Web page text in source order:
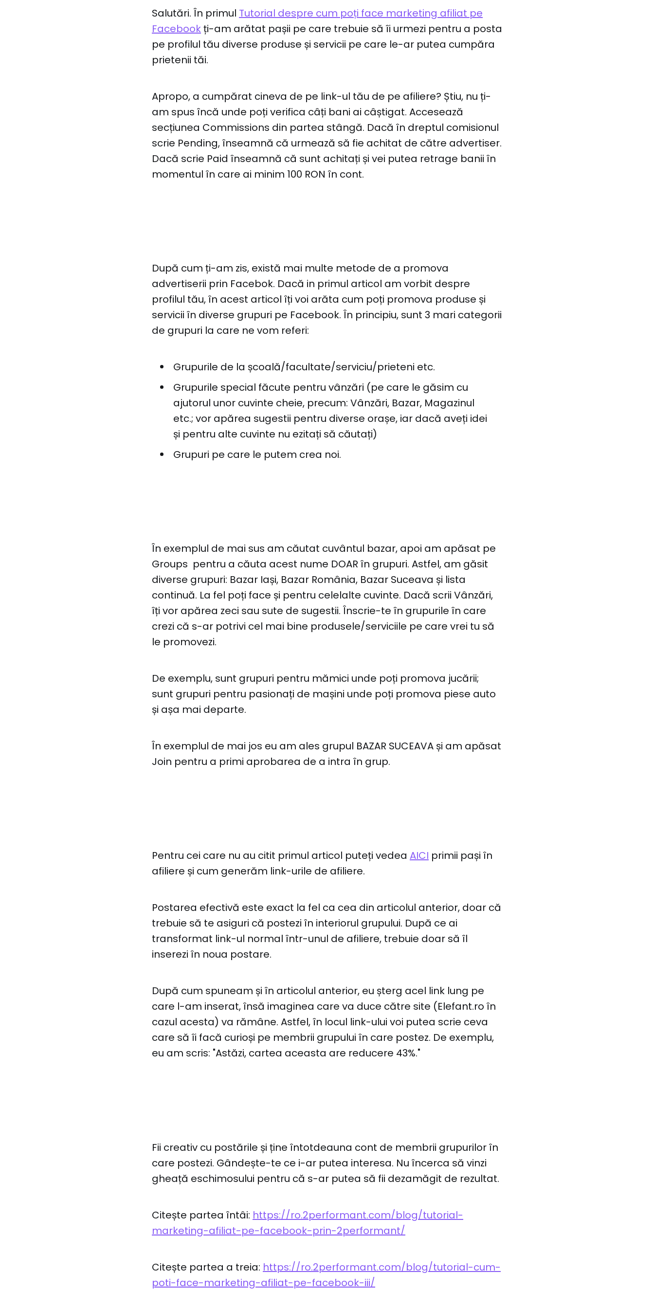
Salutări. În primul Tutorial despre cum poți face marketing afiliat pe
Facebookți-am arătat pașii pe care trebuie să îi urmezi pentru a posta
pe profilul tău diverse produse și servicii pe care le-ar putea cumpăra
prietenii tăi.
Apropo, a cumpărat cineva de pe link-ul tău de pe afiliere? Știu, nu ți-
am spus încă unde poți verifica câți bani ai câștigat. Accesează
secțiunea Commissions din partea stângă. Dacă în dreptul comisionul
scrie Pending, înseamnă că urmează să fie achitat de către advertiser.
Dacă scrie Paid înseamnă că sunt achitați și vei putea retrage banii în
momentul în care ai minim 100 RON în cont.
După cum ți-am zis, există mai multe metode de a promova
advertiserii prin Facebok. Dacă in primul articol am vorbit despre
profilul tău, în acest articol îți voi arăta cum poți promova produse și
servicii în diverse grupuri pe Facebook. În principiu, sunt 3 mari categorii
de grupuri la care ne vom referi:
Grupurile de la școală/facultate/serviciu/prieteni etc.
Grupurile special făcute pentru vânzări (pe care le găsim cu
ajutorul unor cuvinte cheie, precum: Vânzări, Bazar, Magazinul
etc.; vor apărea sugestii pentru diverse orașe, iar dacă aveți idei
și pentru alte cuvinte nu ezitați să căutați)
Grupuri pe care le putem crea noi.
În exemplul de mai sus am căutat cuvântul bazar, apoi am apăsat pe
Groups pentru a căuta acest nume DOAR în grupuri. Astfel, am găsit
diverse grupuri: Bazar Iași, Bazar România, Bazar Suceava și lista
continuă. La fel poți face și pentru celelalte cuvinte. Dacă scrii Vânzări,
îți vor apărea zeci sau sute de sugestii. Înscrie-te în grupurile în care
crezi că s-ar potrivi cel mai bine produsele/serviciile pe care vrei tu să
le promovezi.
De exemplu, sunt grupuri pentru mămici unde poți promova jucării;
sunt grupuri pentru pasionați de mașini unde poți promova piese auto
și așa mai departe.
În exemplul de mai jos eu am ales grupul BAZAR SUCEAVA și am apăsat
Join pentru a primi aprobarea de a intra în grup.
Pentru cei care nu au citit primul articol puteți vedea AICI primii pași în
afiliere și cum generăm link-urile de afiliere.
Postarea efectivă este exact la fel ca cea din articolul anterior, doar că
trebuie să te asiguri că postezi în interiorul grupului. După ce ai
transformat link-ul normal într-unul de afiliere, trebuie doar să îl
inserezi în noua postare.
După cum spuneam și în articolul anterior, eu șterg acel link lung pe
care l-am inserat, însă imaginea care va duce către site (Elefant.ro în
cazul acesta) va rămâne. Astfel, în locul link-ului voi putea scrie ceva
care să îi facă curioși pe membrii grupului în care postez. De exemplu,
eu am scris: "Astăzi, cartea aceasta are reducere 43%."
Fii creativ cu postările și ține întotdeauna cont de membrii grupurilor în
care postezi. Gândește-te ce i-ar putea interesa. Nu încerca să vinzi
gheață eschimosului pentru că s-ar putea să fii dezamăgit de rezultat.
Citește partea întâi: https://ro.2performant.com/blog/tutorial-
marketing-afiliat-pe-facebook-prin-2performant/
Citește partea a treia: https://ro.2performant.com/blog/tutorial-cum-
poti-face-marketing-afiliat-pe-facebook-iii/